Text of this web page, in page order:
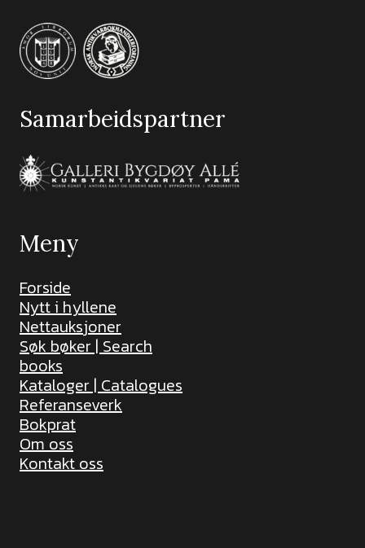
Samarbeidspartner
Meny
Forside
Nytt i hyllene
Nettauksjoner
Søk bøker | Search
books
Kataloger | Catalogues
Referanseverk
Bokprat
Om oss
Kontakt oss